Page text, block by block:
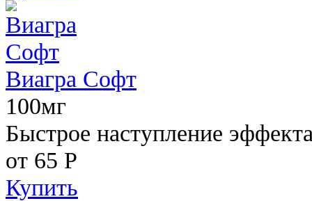
Виагра Софт
100мг
Быстрое наступление
от 65 Р
Купить